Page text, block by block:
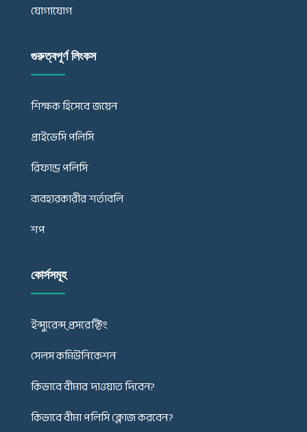
যোগাযোগ
গুরুত্বপূর্ণ লিংকস
শিক্ষক হিসেবে জয়েন
প্রাইভেসি পলিসি
রিফান্ড পলিসি
ব্যবহারকারীর শর্তাবলি
শপ
কোর্সসমূহ
ইন্স্যুরেন্স্ প্রসরেক্টিং
সেলস কমিউনিকেশন
কিভাবে বীমার দাওয়াত দিবেন?
কিভাবে বীমা পলিসি ক্লোজ করবেন?